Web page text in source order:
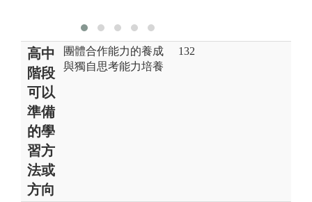
高中
階段
可以
準備
的學
習方
法或
方向
團體合作能力的養成
與獨自思考能力培養
132